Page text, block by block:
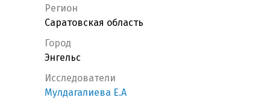
Регион
Саратовская область
Город
Энгельс
Исследователи
Мулдагалиева Е.А